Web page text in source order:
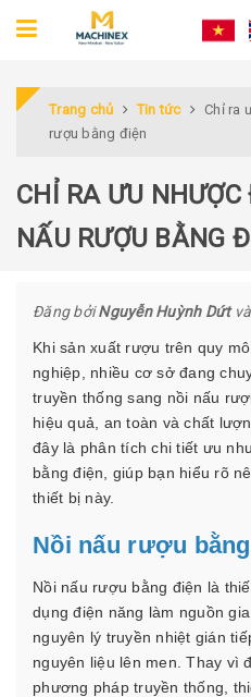
Trang chủ Tin tức
Chỉ ra
rượu bằng điện
CHỈ RA ƯU NHƯỢC
NẤU RƯỢU BẰNG
Đăng bởiNguyễn Huỳnh Dứt
Khi sản xuất rượu trên quy
nghiệp, nhiều cơ sở đang
truyền thống sang nồi nấu
hiệu quả, an toàn và chất
đây là phân tích chi tiết ưu
bằng điện, giúp bạn hiểu rõ
thiết bị này.
Nồi nấu rượu
Nồi nấu rượu bằng điện là
dụng điện năng làm nguồn
nguyên lý truyền nhiệt gián
nguyên liệu lên men. Thay vì
phương pháp truyền thống,